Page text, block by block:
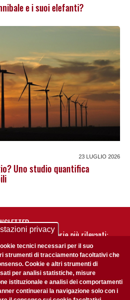
e i suoi elefanti?
23 LUGLIO 2026
Uno studio quantifica
per te nostre storie più rilevanti:
della nostra newsletter
privacy
tecnici necessari per il suo
strumenti di tracciamento facoltativi che
Cookie e altri strumenti di
per analisi statistiche, misure
istituzionale e analisi dei comportamenti
continuerai la navigazione solo con i